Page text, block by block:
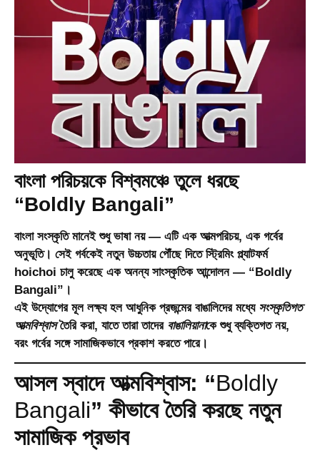
বাংলা পরিচয়কে বিশ্বমঞ্চে তুলে ধরছে
“Boldly Bangali”
বাংলা সংস্কৃতি মানেই শুধু ভাষা নয় — এটি এক আত্মপরিচয়, এক গর্বের
অনুভূতি। সেই গর্বকেই নতুন উচ্চতায় পৌঁছে দিতে স্ট্রিমিং প্ল্যাটফর্ম
hoichoi চালু করেছে এক অনন্য সাংস্কৃতিক আন্দোলন — “Boldly
Bangali” ।
এই উদ্যোগের মূল লক্ষ্য হল আধুনিক প্রজন্মের বাঙালিদের মধ্যে সংস্কৃতিগত
আত্মবিশ্বাসতৈরি করা, যাতে তারা তাদের বাঙালিয়ানাকে শুধু ব্যক্তিগত নয়,
বরং গর্বের সঙ্গে সামাজিকভাবে প্রকাশ করতে পারে।
আসল স্বাদে আত্মবিশ্বাস: “Boldly
Bangali” কীভাবে তৈরি করছে নতুন
সামাজিক প্রভাব